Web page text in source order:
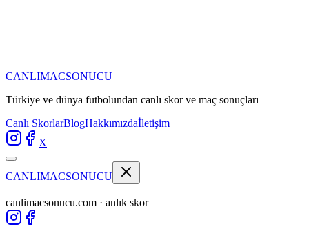
CANLIMACSONUCU
Türkiye ve dünya futbolundan canlı skor ve maç sonuçları
Canlı SkorlarBlogHakkımızdaİletişim
X
CANLIMACSONUCU
canlimacsonucu.com · anlık skor